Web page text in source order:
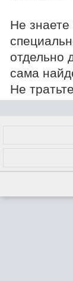
Не
отдельно
сама
Не